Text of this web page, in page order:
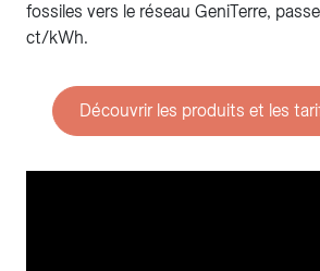
fossiles vers le réseau GeniTerre,
ct/kWh.
Découvrir les produits et les